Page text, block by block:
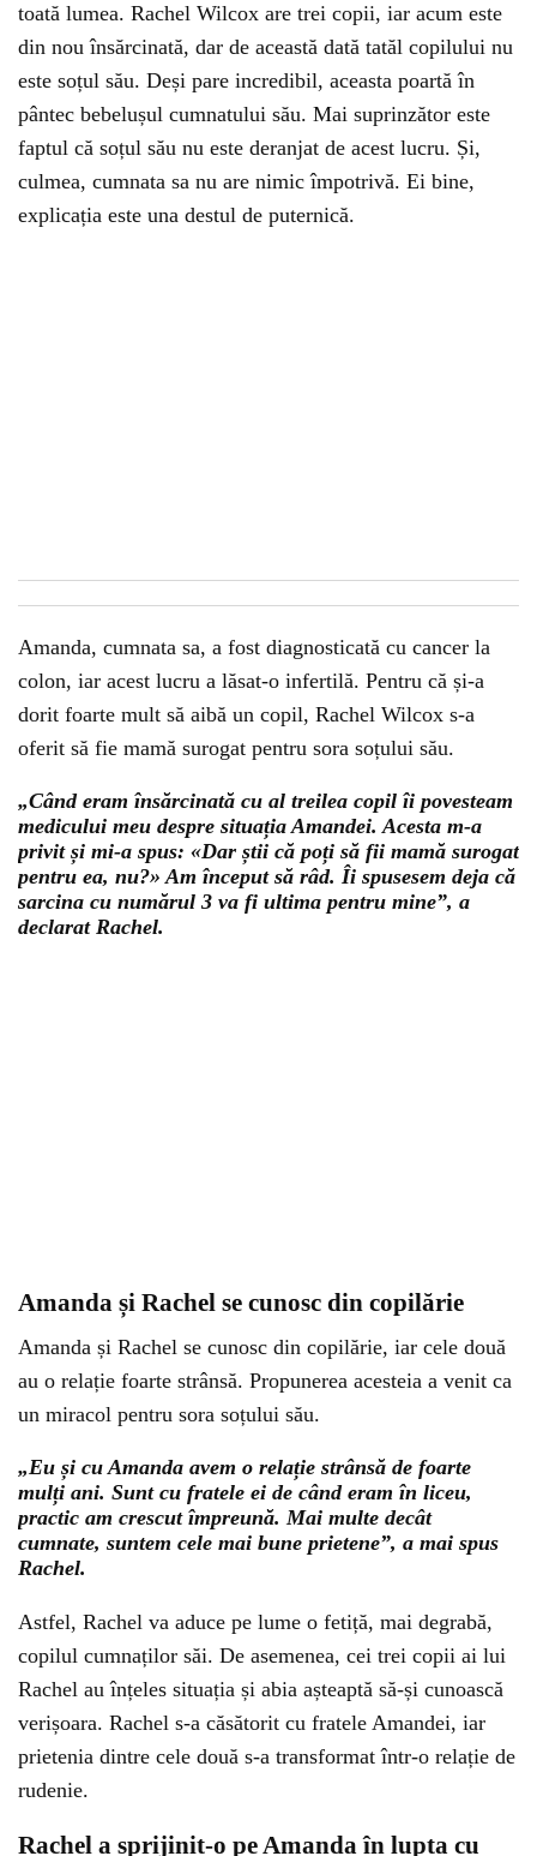
toată lumea. Rachel Wilcox are trei copii, iar acum este
din nou însărcinată, dar de această dată tatăl copilului nu
este soțul său. Deși pare incredibil, aceasta poartă în
pântec bebelușul cumnatului său. Mai suprinzător este
faptul că soțul său nu este deranjat de acest lucru. Și,
culmea, cumnata sa nu are nimic împotrivă. Ei bine,
explicația este una destul de puternică.
Amanda, cumnata sa, a fost diagnosticată cu cancer la
colon, iar acest lucru a lăsat-o infertilă. Pentru că și-a
dorit foarte mult să aibă un copil, Rachel Wilcox s-a
oferit să fie mamă surogat pentru sora soțului său.
„Când eram însărcinată cu al treilea copil îi povesteam
medicului meu despre situația Amandei. Acesta m-a
privit și mi-a spus: «Dar știi că poți să fii mamă surogat
pentru ea, nu?» Am început să râd. Îi spusesem deja că
sarcina cu numărul 3 va fi ultima pentru mine”, a
declarat Rachel.
Amanda și Rachel se cunosc din copilărie
Amanda și Rachel se cunosc din copilărie, iar cele două
au o relație foarte strânsă. Propunerea acesteia a venit ca
un miracol pentru sora soțului său.
„Eu și cu Amanda avem o relație strânsă de foarte
mulți ani. Sunt cu fratele ei de când eram în liceu,
practic am crescut împreună. Mai multe decât
cumnate, suntem cele mai bune prietene”, a mai spus
Rachel.
Astfel, Rachel va aduce pe lume o fetiță, mai degrabă,
copilul cumnaților săi. De asemenea, cei trei copii ai lui
Rachel au înțeles situația și abia așteaptă să-și cunoască
verișoara. Rachel s-a căsătorit cu fratele Amandei, iar
prietenia dintre cele două s-a transformat într-o relație de
rudenie.
Rachel a sprijinit-o pe Amanda în lupta cu